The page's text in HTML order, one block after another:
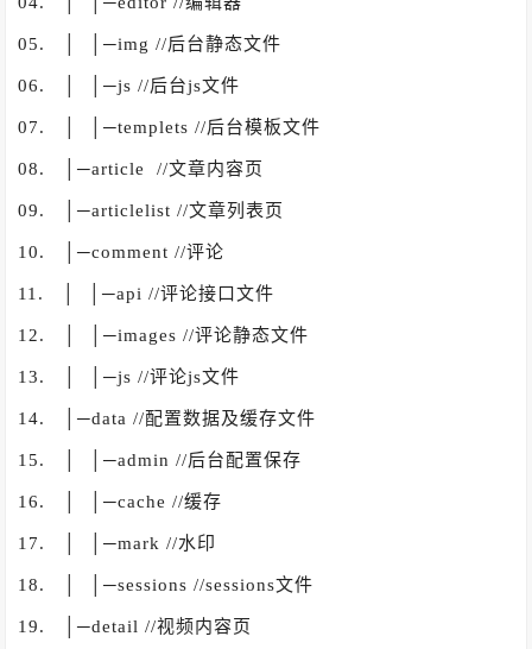
05. │ │─img //后台静态文件
06. │ │─js //后台js文件
07. │ │─templets //后台模板文件
08. │─article //文章内容页
09. │─articlelist //文章列表页
10. │─comment //评论
11. │ │─api //评论接口文件
12. │ │─images //评论静态文件
13. │ │─js //评论js文件
14. │─data //配置数据及缓存文件
15. │ │─admin //后台配置保存
16. │ │─cache //缓存
17. │ │─mark //水印
18. │ │─sessions //sessions文件
19. │─detail //视频内容页